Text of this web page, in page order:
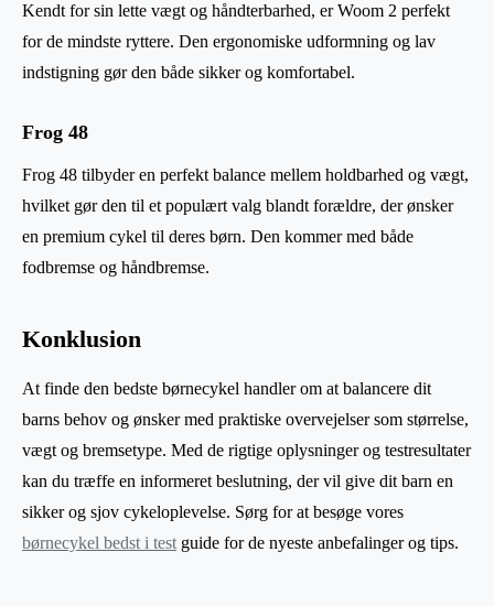
Kendt for sin lette vægt og håndterbarhed, er Woom 2 perfekt
for de mindste ryttere. Den ergonomiske udformning og lav
indstigning gør den både sikker og komfortabel.
Frog 48
Frog 48 tilbyder en perfekt balance mellem holdbarhed og vægt,
hvilket gør den til et populært valg blandt forældre, der ønsker
en premium cykel til deres børn. Den kommer med både
fodbremse og håndbremse.
Konklusion
At finde den bedste børnecykel handler om at balancere dit
barns behov og ønsker med praktiske overvejelser som størrelse,
vægt og bremsetype. Med de rigtige oplysninger og testresultater
kan du træffe en informeret beslutning, der vil give dit barn en
sikker og sjov cykeloplevelse. Sørg for at besøge vores
børnecykel bedst i testguide for de nyeste anbefalinger og tips.